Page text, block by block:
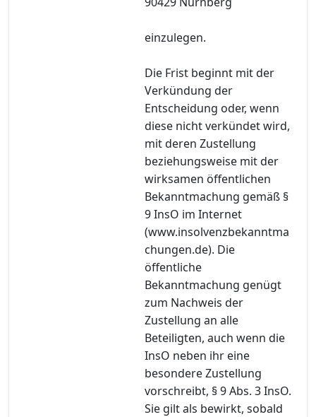
einzulegen.
Die Frist beginnt mit der
Verkündung der
Entscheidung oder, wenn
diese nicht verkündet wird,
mit deren Zustellung
beziehungsweise mit der
wirksamen öffentlichen
Bekanntmachung gemäß §
9 InsO im Internet
(www.insolvenzbekanntma
chungen.de). Die
öffentliche
Bekanntmachung genügt
zum Nachweis der
Zustellung an alle
Beteiligten, auch wenn die
InsO neben ihr eine
besondere Zustellung
vorschreibt, § 9 Abs. 3 InsO.
Sie gilt als bewirkt, sobald